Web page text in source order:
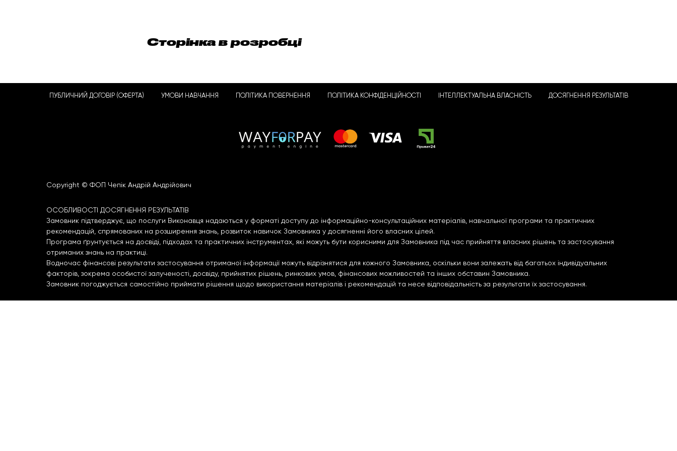
Сторінка в розробці
ПУБЛИЧНИЙ ДОГОВІР (ОФЕРТА) УМОВИ НАВЧАННЯ ПОЛІТИКА ПОВЕРНЕННЯ ПОЛІТИКА КОНФІДЕНЦІЙНОСТІ ІНТЕЛЛЕКТУАЛЬНА ВЛАСНІСТЬ ДОСЯГНЕННЯ РЕЗУЛЬТАТІВ
Copyright © ФОП Чепік Андрій Андрійович
ОСОБЛИВОСТІ ДОСЯГНЕННЯ РЕЗУЛЬТАТІВ
Замовник підтверджує, що послуги Виконавця надаються у форматі доступу до інформаційно-консультаційних матеріалів, навчальної програми та практичних
рекомендацій, спрямованих на розширення знань, розвиток навичок Замовника у досягненні його власних цілей.
Програма ґрунтується на досвіді, підходах та практичних інструментах, які можуть бути корисними для Замовника під час прийняття власних рішень та застосування
отриманих знань на практиці.
Водночас фінансові результати застосування отриманої інформації можуть відрізнятися для кожного Замовника, оскільки вони залежать від багатьох індивідуальних
факторів, зокрема особистої залученості, досвіду, прийнятих рішень, ринкових умов, фінансових можливостей та інших обставин Замовника.
Замовник погоджується самостійно приймати рішення щодо використання матеріалів і рекомендацій та несе відповідальність за результати їх застосування.